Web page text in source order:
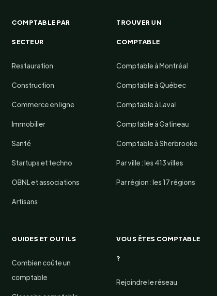
COMPTABLE PAR
SECTEUR
Restauration
Construction
Commerce en ligne
Immobilier
Santé
Startups et techno
OBNL et associations
Artisans
TROUVER UN
COMPTABLE
Comptable à Montréal
Comptable à Québec
Comptable à Laval
Comptable à Gatineau
Comptable à Sherbrooke
Par ville : les 413 villes
Par région : les 17 régions
GUIDES ET OUTILS
Combien coûte un
comptable
VOUS ÊTES COMPTABLE
?
Rejoindre le réseau